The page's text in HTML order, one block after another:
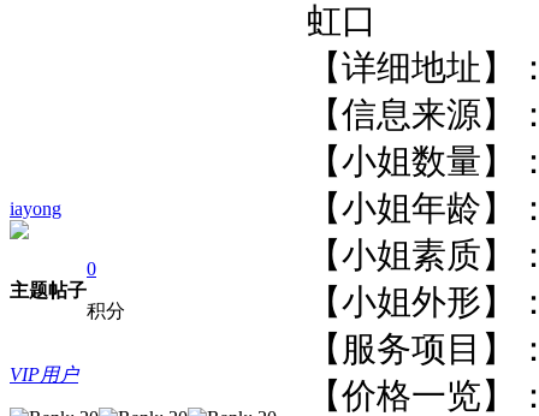
iayong
主题帖子
0
积分
VIP用户
虹口
【详细地址
【信息来
【小姐数
【小姐年
【小姐素
【小姐外形
【服务项
【价格一